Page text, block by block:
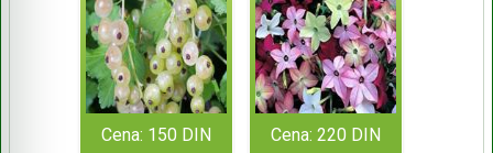
Cena: 150 DIN Cena: 220 DIN